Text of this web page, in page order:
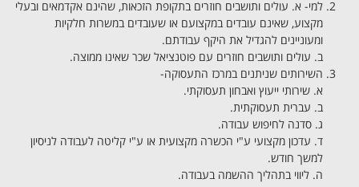
למי- א. עולים ותושבים חוזרים בתקופת הזכאות, שהינם אקדמאים ובעלי
מקצוע, שאינם עובדים במקצועם או שעובדים במשרות חלקיות
ומעוניינים להגדיל את היקף עבודתם.
ב. עולים ותושבים חוזרים עם פוטנציאל שכר שאינו ממוצה.
השירותים שניתנים במרכז התעסוקה-
א. שירותי ייעוץ ואבחון תעסוקתי.
ב. עברית תעסוקתית.
ג. סדנה לחיפוש עבודה.
ד. עדכון מקצועי ע"י הכשרה מקצועית או ע"י קליטה לעבודה לניסיון
למשך חודש.
ה. ליווי בתהליך ההשמה בעבודה.